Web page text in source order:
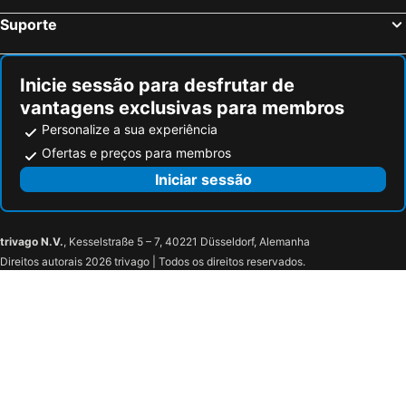
Suporte
Inicie sessão para desfrutar de
vantagens exclusivas para membros
Personalize a sua experiência
Ofertas e preços para membros
Iniciar sessão
trivago N.V., Kesselstraße 5 – 7, 40221 Düsseldorf, Alemanha
Direitos autorais 2026 trivago | Todos os direitos reservados.